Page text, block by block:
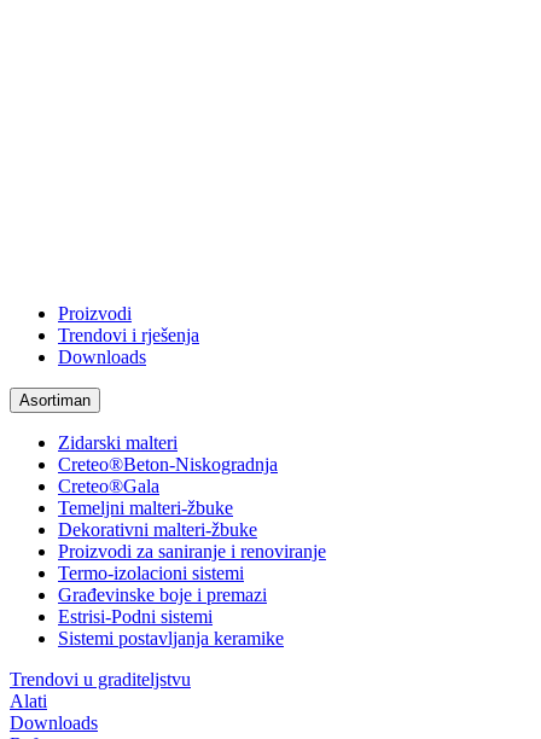
Proizvodi
Trendovi i rješenja
Downloads
Asortiman
Zidarski malteri
Creteo®Beton-Niskogradnja
Creteo®Gala
Temeljni malteri-žbuke
Dekorativni malteri-žbuke
Proizvodi za saniranje i renoviranje
Termo-izolacioni sistemi
Građevinske boje i premazi
Estrisi-Podni sistemi
Sistemi postavljanja keramike
Trendovi u graditeljstvu
Alati
Downloads